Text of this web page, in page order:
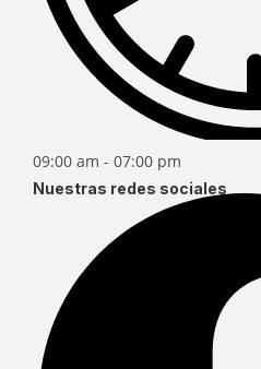
09:00 am - 07:00 pm
Nuestras redes sociales